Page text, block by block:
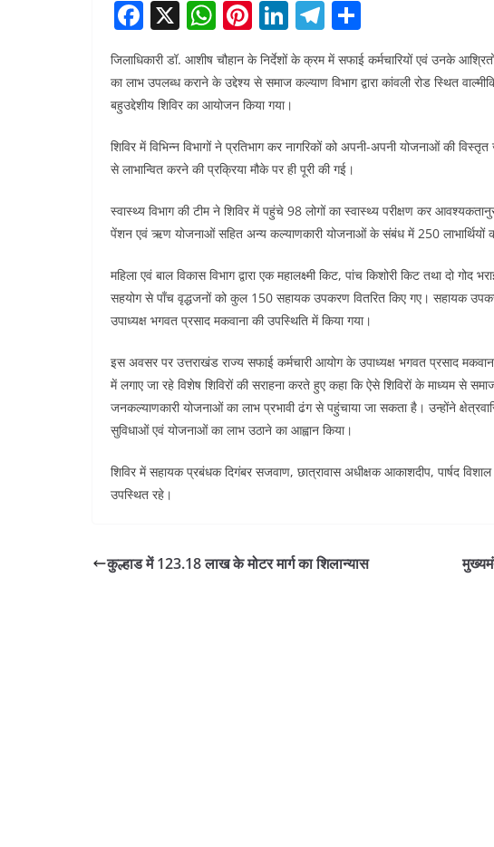
F
a
c
e
b
o
k
X W
h
at
s
A
p
p
Pi
nt
er
e
Li
n
k
e
dI
n
T
el
e
a
m
h
ar
e
जिलाधिकारी डॉ. आशीष चौहान के निर्देशों के क्रम में सफाई कर्मचारियों एवं उनके
का लाभ उपलब्ध कराने के उद्देश्य से समाज कल्याण विभाग द्वारा कांवली रोड स्थित
बहुउद्देशीय शिविर का आयोजन किया गया।
शिविर में विभिन्न विभागों ने प्रतिभाग कर नागरिकों को अपनी-अपनी योजनाओं की
से लाभान्वित करने की प्रक्रिया मौके पर ही पूरी की गई।
स्वास्थ्य विभाग की टीम ने शिविर में पहुंचे 98 लोगों का स्वास्थ्य परीक्षण कर
पेंशन एवं ऋण योजनाओं सहित अन्य कल्याणकारी योजनाओं के संबंध में 250 लाभार्थियों
महिला एवं बाल विकास विभाग द्वारा एक महालक्ष्मी किट, पांच किशोरी किट तथा दो गोद
सहयोग से पाँच वृद्धजनों को कुल 150 सहायक उपकरण वितरित किए गए। सहायक
उपाध्यक्ष भगवत प्रसाद मकवाना की उपस्थिति में किया गया।
इस अवसर पर उत्तराखंड राज्य सफाई कर्मचारी आयोग के उपाध्यक्ष भगवत प्रसाद
में लगाए जा रहे विशेष शिविरों की सराहना करते हुए कहा कि ऐसे शिविरों के माध्यम से
जनकल्याणकारी योजनाओं का लाभ प्रभावी ढंग से पहुंचाया जा सकता है। उन्होंने
सुविधाओं एवं योजनाओं का लाभ उठाने का आह्वान किया।
शिविर में सहायक प्रबंधक दिगंबर सजवाण, छात्रावास अधीक्षक आकाशदीप, पार्षद विशाल
उपस्थित रहे।
कुल्हाड में 123.18 लाख के मोटर मार्ग का शिलान्यास